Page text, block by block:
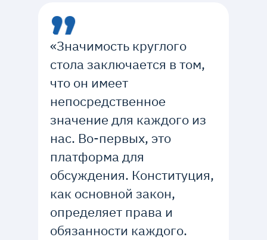
«Значимость круглого
стола заключается в том,
что он имеет
непосредственное
значение для каждого из
нас. Во-первых, это
платформа для
обсуждения. Конституция,
как основной закон,
определяет права и
обязанности каждого.